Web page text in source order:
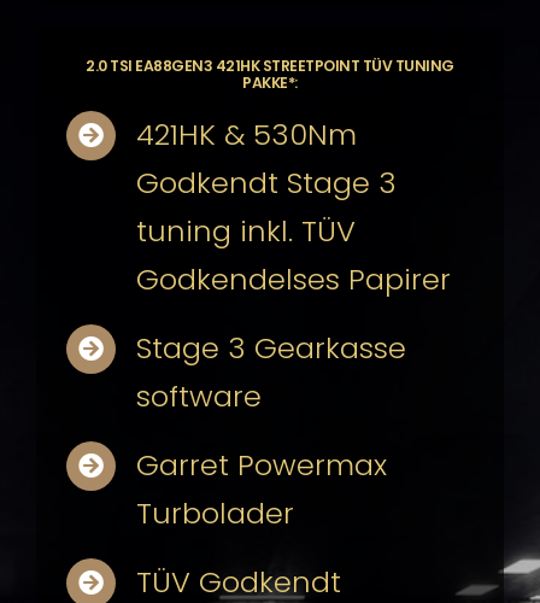
2.0 TSI EA88GEN3 421HK STREETPOINT TÜV TUNING
PAKKE*:
421HK & 530Nm
Godkendt Stage 3
tuning inkl. TÜV
Godkendelses Papirer
Stage 3 Gearkasse
software
Garret Powermax
Turbolader
TÜV Godkendt